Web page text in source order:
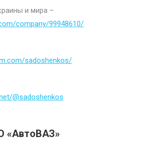
и мира –
company/99948610/
sadoshenkos/
@sadoshenkos
«АвтоВАЗ»